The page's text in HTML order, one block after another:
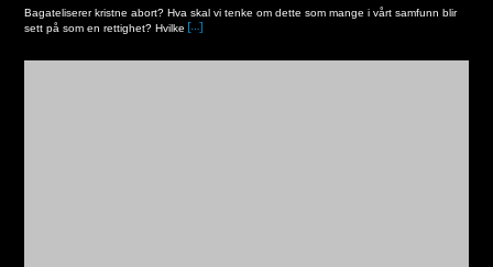
Bagateliserer kristne abort? Hva skal vi tenke om dette som mange i vårt samfunn blir
sett på som en rettighet? Hvilke